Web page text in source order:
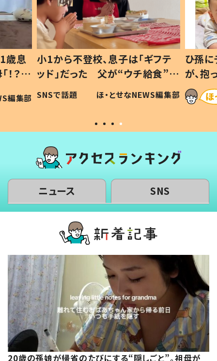
歳息
？」
編集部
小1から不登校、息子は「ギフテ
ッド」だった 父が“ウチ給食”を
作り続ける理由とは #令和の親
#令和の子
SNSで話題 ほ・とせなNEWS編集部
ひ孫
が、
「涙が
い」
ニュース SNS
20歳の孫娘が帰省のたびにする“隠しごと”。祖母が